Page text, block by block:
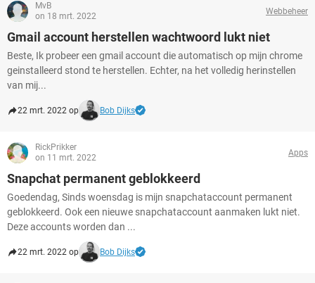
MvB
on 18 mrt. 2022
Webbeheer
Gmail account herstellen wachtwoord lukt niet
Beste, Ik probeer een gmail account die automatisch op mijn chrome
geinstalleerd stond te herstellen. Echter, na het volledig herinstellen
van mij...
22 mrt. 2022 op Bob Dijks
RickPrikker
on 11 mrt. 2022
Apps
Snapchat permanent geblokkeerd
Goedendag, Sinds woensdag is mijn snapchataccount permanent
geblokkeerd. Ook een nieuwe snapchataccount aanmaken lukt niet.
Deze accounts worden dan ...
22 mrt. 2022 op Bob Dijks